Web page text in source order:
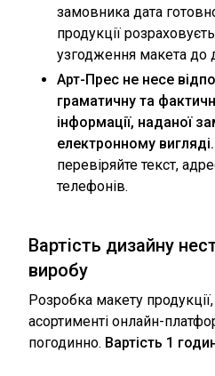
замовника дата
продукції
узгодження макета до
Арт-Прес не несе
граматичну та
інформації, наданої
електронному вигляді.
перевіряйте текст,
телефонів.
Вартість дизайну
виробу
Розробка макету
асортименті онлайн-
погодинно. Вартість 1